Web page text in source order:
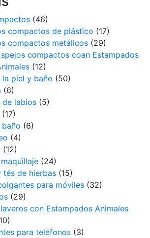
(46)
compactos de plástico (17)
compactos metálicos (29)
compactos coan Estampados
(12)
piel y baño (50)
(6)
de labios (5)
(17)
baño (6)
(4)
(12)
(24)
tés de hierbas (15)
para móviles (32)
(29)
con Estampados Animales
para teléfonos (3)